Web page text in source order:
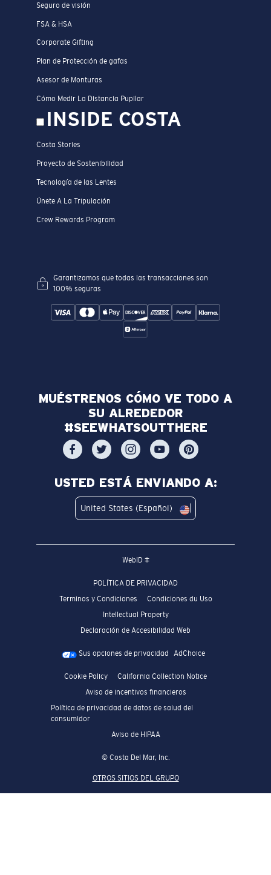
Seguro de visión
FSA & HSA
Corporate Gifting
Plan de Protección de gafas
Asesor de Monturas
Cómo Medir La Distancia Pupilar
INSIDE COSTA
Costa Stories
Proyecto de Sostenibilidad
Tecnología de las Lentes
Únete A La Tripulación
Crew Rewards Program
Garantizamos que todas las transacciones son
100% seguras
MUÉSTRENOS CÓMO VE TODO A
SU ALREDEDOR
#SEEWHATSOUTTHERE
USTED ESTÁ ENVIANDO A:
United States (Español)
WebID #
POLÍTICA DE PRIVACIDAD
Terminos y Condiciones
Condiciones du Uso
Intellectual Property
Declaración de Accesibilidad Web
Sus opciones de privacidad AdChoice
Cookie Policy
California Collection Notice
Aviso de incentivos financieros
Política de privacidad de datos de salud del
consumidor
Aviso de HIPAA
© Costa Del Mar, Inc.
OTROS SITIOS DEL GRUPO